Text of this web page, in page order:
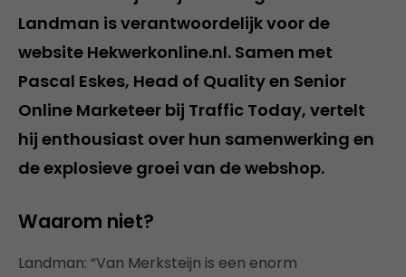
Landman is verantwoordelijk voor de
website Hekwerkonline.nl. Samen met
Pascal Eskes, Head of Quality en Senior
Online Marketeer bij Traffic Today, vertelt
hij enthousiast over hun samenwerking en
de explosieve groei van de webshop.
Waarom niet?
Landman: “Van Merksteijn is een enorm